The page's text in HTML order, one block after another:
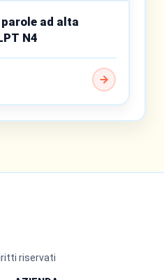
ad alta
N4
riservati